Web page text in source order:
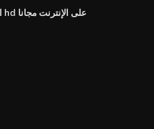
الفيلم الكامل متباينة في الهندية مشاهدة hd على الإنترنت مجانا